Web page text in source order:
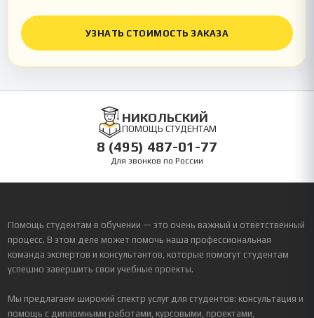
УЗНАТЬ СТОИМОСТЬ ЗАКАЗА
НИКОЛЬСКИЙ
ПОМОЩЬ СТУДЕНТАМ
8 (495) 487-01-77
Для звонков по России
Помощь студентам в обучении — это очень важный и ответственный
процесс. В этом деле может помочь наша профессиональная
команда экспертов и консультантов, которые помогут студентам
успешно завершить свои учебные проекты.
Мы предлагаем широкий спектр услуг для студентов: консультация и
помощь с дипломными работами, курсовыми, проектами,